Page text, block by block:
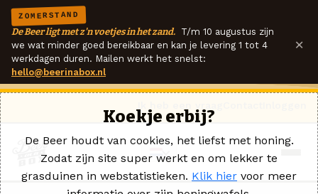
ZOMERSTAND
De Beer ligt met z'n voetjes in het zand. T/m 10 augustus zijn
we wat minder goed bereikbaar en kan je levering 1 tot 4
werkdagen duren. Mailen werkt het snelst:
hello@beerinabox.nl
×
Koekje erbij?
De Beer houdt van cookies, het liefst met honing.
Zodat zijn site super werkt en om lekker te
grasduinen in webstatistieken. Klik hier voor meer